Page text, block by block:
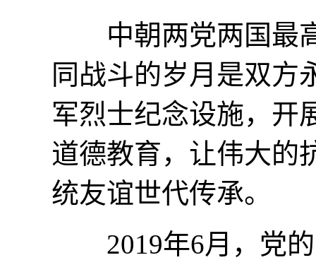
中朝两党两国最高
同战斗的岁月是双方
军烈士纪念设施，开
道德教育，让伟大的
统友谊世代传承。
2019年6月，党的